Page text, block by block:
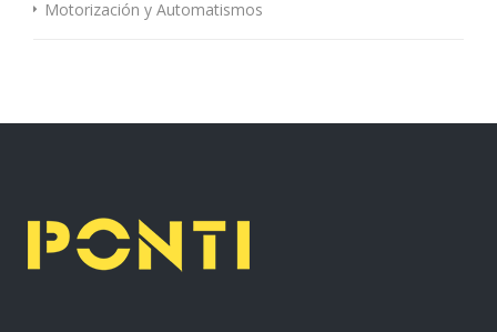
Motorización y Automatismos